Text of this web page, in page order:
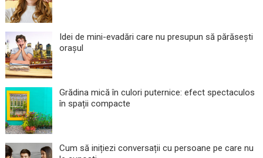
Idei de mini-evadări care nu presupun să părăsești
orașul
Grădina mică în culori puternice: efect spectaculos
în spații compacte
Cum să inițiezi conversații cu persoane pe care nu